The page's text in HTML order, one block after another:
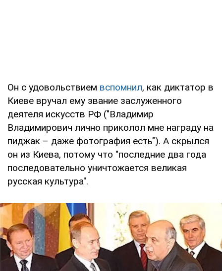
Он с удовольствием вспомнил, как диктатор в
Киеве вручал ему звание заслуженного
деятеля искусств РФ ("Владимир
Владимирович лично приколол мне награду на
пиджак – даже фотография есть"). А скрылся
он из Киева, потому что "последние два года
последовательно уничтожается великая
русская культура".